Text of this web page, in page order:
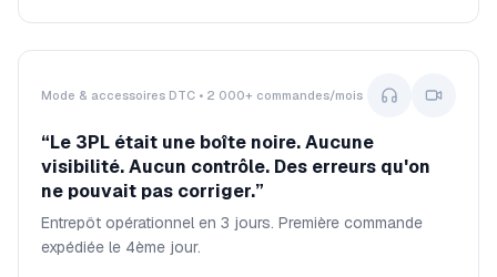
Mode & accessoires DTC • 2 000+ commandes/mois
“Le 3PL était une boîte noire. Aucune
visibilité. Aucun contrôle. Des erreurs qu'on
ne pouvait pas corriger.”
Entrepôt opérationnel en 3 jours. Première commande
expédiée le 4ème jour.